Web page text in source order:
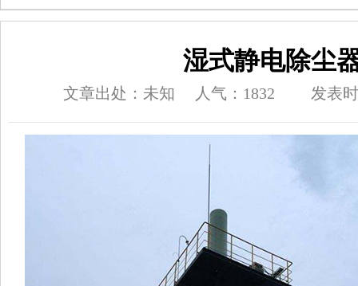
湿式静电除尘
文章出处：未知 人气：1832 发表